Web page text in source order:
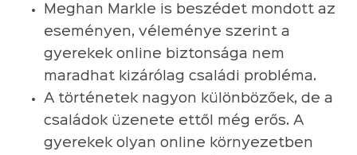
Meghan Markle is beszédet mondott az
eseményen, véleménye szerint a
gyerekek online biztonsága nem
maradhat kizárólag családi probléma.
A történetek nagyon különbözőek, de a
családok üzenete ettől még erős. A
gyerekek olyan online környezetben